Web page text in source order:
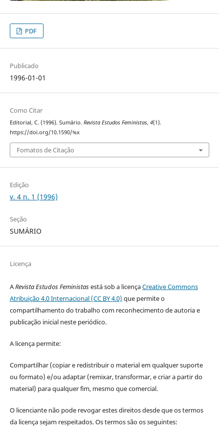
PDF
Publicado
1996-01-01
Como Citar
Editorial, C. (1996). Sumário. Revista Estudos Feministas, 4(1).
https://doi.org/10.1590/%x
Fomatos de Citação
Edição
v. 4 n. 1 (1996)
Seção
SUMÁRIO
Licença
ARevista Estudos Feministasestá sob a licençaCreative Commons
Atribuição 4.0 Internacional (CC BY 4.0) que permite o
compartilhamento do trabalho com reconhecimento de autoria e
publicação inicial neste periódico.
A licença permite:
Compartilhar (copiar e redistribuir o material em qualquer suporte
ou formato) e/ou adaptar (remixar, transformar, e criar a partir do
material) para qualquer fim, mesmo que comercial.
O licenciante não pode revogar estes direitos desde que os termos
da licença sejam respeitados. Os termos são os seguintes: